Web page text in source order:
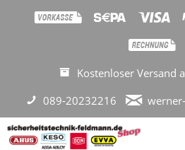
Kostenloser Versand
089-20232216